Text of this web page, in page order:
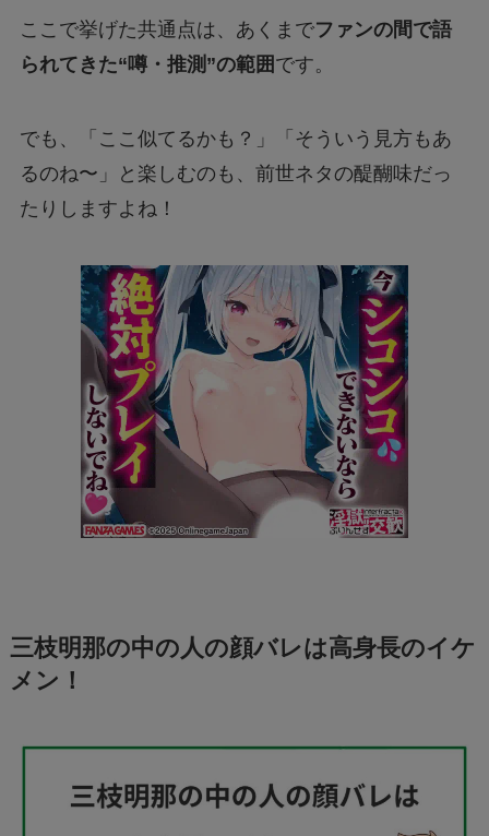
ここで挙げた共通点は、あくまでファンの間で語
られてきた“噂・推測”の範囲 です。
でも、「ここ似てるかも？」「そういう見方もあ
るのね〜」と楽しむのも、前世ネタの醍醐味だっ
たりしますよね！
三枝明那の中の人の顔バレは高身長のイケ
メン！